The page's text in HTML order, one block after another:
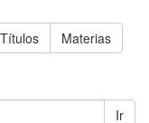
Títulos Materias
Ir